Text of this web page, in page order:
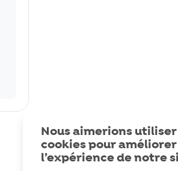
Nous aimerions
cookies pour améliorer
l’expérience de notre